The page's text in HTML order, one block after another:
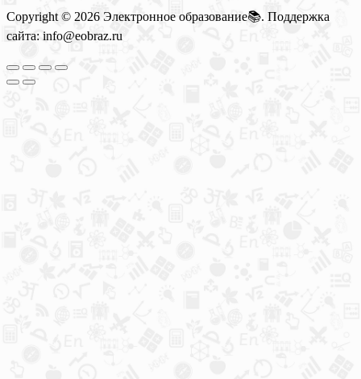
Copyright © 2026 Электронное образование📚. Поддержка
сайта: info@eobraz.ru